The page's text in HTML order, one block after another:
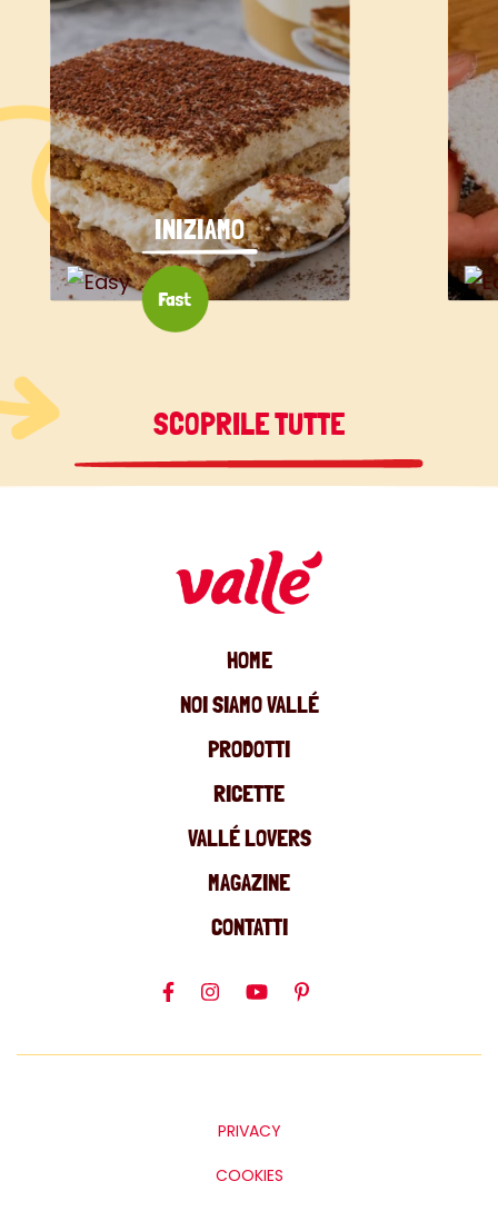
INIZIAMO
SCOPRILE TUTTE
HOME
NOI SIAMO VALLÉ
PRODOTTI
RICETTE
VALLÉ LOVERS
MAGAZINE
CONTATTI
PRIVACY
COOKIES